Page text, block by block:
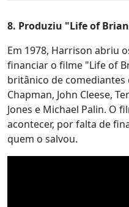
8. Produziu "Life of
Em 1978, Harrison abriu
financiar o filme "Life of
britânico de
Chapman, John Cleese,
Jones e Michael Palin. O
acontecer, por falta de
quem o salvou.